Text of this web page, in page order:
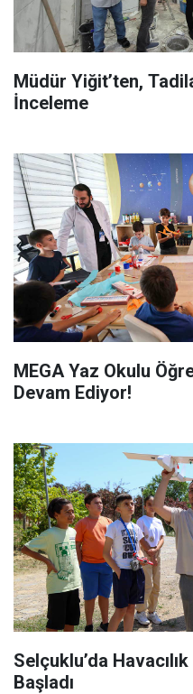
Müdür Yiğit’ten,
İnceleme
MEGA Yaz Okulu
Devam Ediyor!
Selçuklu’da
Başladı